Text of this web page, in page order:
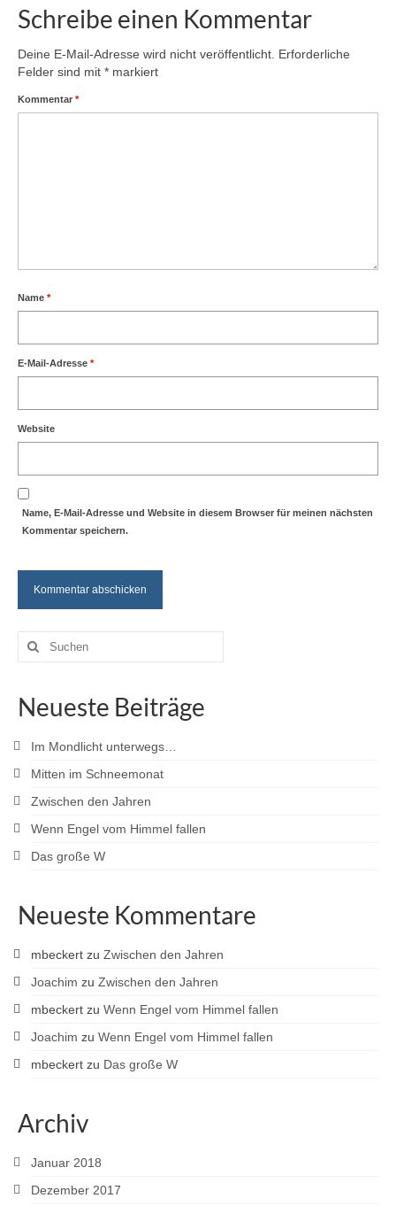
Schreibe einen Kommentar
Deine E-Mail-Adresse wird nicht veröffentlicht. Erforderliche
Felder sind mit * markiert
Kommentar *
Name *
E-Mail-Adresse *
Website
Name, E-Mail-Adresse und Website in diesem Browser für meinen nächsten
Kommentar speichern.
Suche
nach:
Neueste Beiträge
Im Mondlicht unterwegs…
Mitten im Schneemonat
Zwischen den Jahren
Wenn Engel vom Himmel fallen
Das große W
Neueste Kommentare
mbeckert zu Zwischen den Jahren
Joachim zu Zwischen den Jahren
mbeckert zu Wenn Engel vom Himmel fallen
Joachim zu Wenn Engel vom Himmel fallen
mbeckert zu Das große W
Archiv
Januar 2018
Dezember 2017